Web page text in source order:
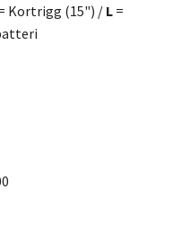
Kortrigg (15") /L =